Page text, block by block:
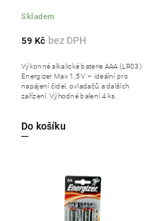
Skladem
59 Kč
Do košíku
Výkonné alkalické baterie AAA (LR03)
Energizer Max 1,5 V – ideální pro
napájení čidel, ovladačů a dalších
zařízení. Výhodné balení 4 ks.